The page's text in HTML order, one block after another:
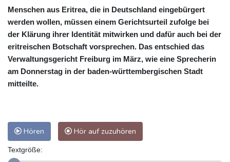
Menschen aus Eritrea, die in Deutschland eingebürgert
werden wollen, müssen einem Gerichtsurteil zufolge bei
der Klärung ihrer Identität mitwirken und dafür auch bei der
eritreischen Botschaft vorsprechen. Das entschied das
Verwaltungsgericht Freiburg im März, wie eine Sprecherin
am Donnerstag in der baden-württembergischen Stadt
mitteilte.
Hören Hör auf zuzuhören
Textgröße: